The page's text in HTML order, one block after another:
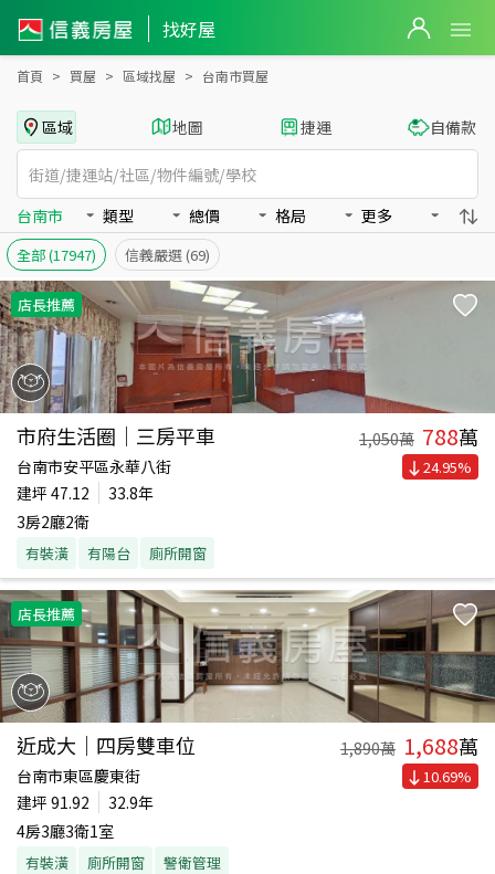
找好屋
台南市全區買房：房屋物件出售、房價分析
首頁 買屋 區域找屋 台南市買屋
區域 地圖 捷運 自備款
台南市 類型 總價 格局 更多
全部(17947) 信義嚴選 (69)
店長推薦
市府生活圈｜三房平車 1,050萬 788萬
台南市安平區永華八街
建坪 47.12
33.8年
3房2廳2衛
有裝潢 有陽台 廁所開窗
24.95%
店長推薦
近成大｜四房雙車位 1,890萬 1,688萬
台南市東區慶東街
建坪 91.92
32.9年
4房3廳3衛1室
有裝潢 廁所開窗 警衛管理
10.69%